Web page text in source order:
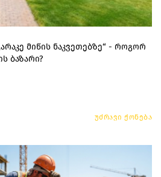
მიწის ნაკვეთებზე“ - როგორ
ბაზარი?
უძრავი ქონება